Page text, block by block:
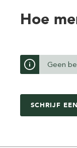
Hoe
Geen
SCHRIJF